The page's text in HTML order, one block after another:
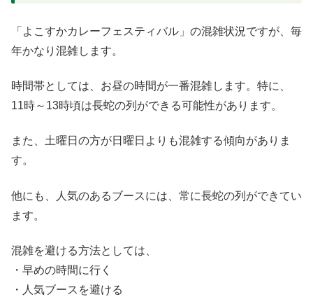
「よこすかカレーフェスティバル」の混雑状況ですが、毎
年かなり混雑します。
時間帯としては、お昼の時間が一番混雑します。特に、
11時～13時頃は長蛇の列ができる可能性があります。
また、土曜日の方が日曜日よりも混雑する傾向がありま
す。
他にも、人気のあるブースには、常に長蛇の列ができてい
ます。
混雑を避ける方法としては、
・早めの時間に行く
・人気ブースを避ける